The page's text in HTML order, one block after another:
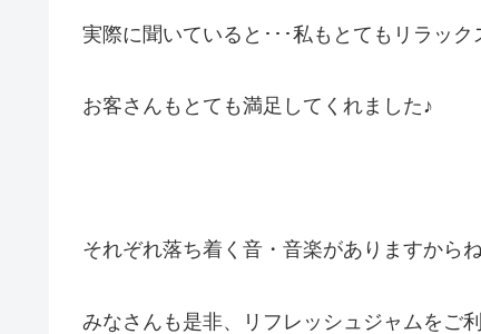
実際に聞いていると･･･私もとてもリラック
お客さんもとても満足してくれました♪
それぞれ落ち着く音・音楽がありますからね
みなさんも是非、リフレッシュジャムをご